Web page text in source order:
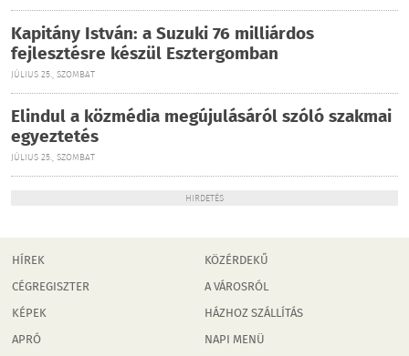
Kapitány István: a Suzuki 76 milliárdos
fejlesztésre készül Esztergomban
JÚLIUS 25., SZOMBAT
Elindul a közmédia megújulásáról szóló szakmai
egyeztetés
JÚLIUS 25., SZOMBAT
HIRDETÉS
HÍREK
CÉGREGISZTER
KÉPEK
APRÓ
KÖZÉRDEKŰ
A VÁROSRÓL
HÁZHOZ SZÁLLÍTÁS
NAPI MENÜ